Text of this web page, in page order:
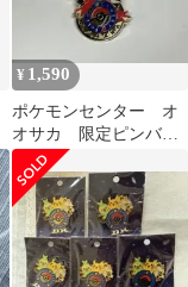
¥ 1,590
ポケモンセンター オ
オサカ 限定ピンバッ
ジ